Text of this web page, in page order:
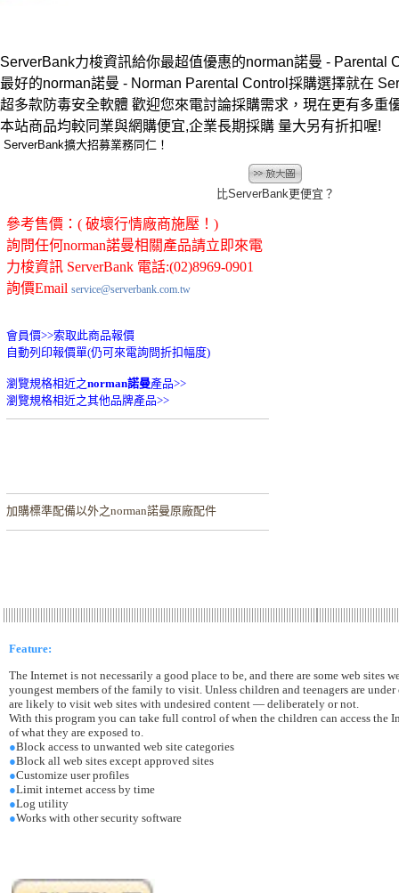
ServerBank力梭資訊給你最超值優惠的norman諾曼 - Parental
最好的norman諾曼 - Norman Parental Control採購選擇就在
超多款防毒安全軟體 歡迎您來電討論採購需求，現在更有多重
本站商品均較同業與網購便宜,企業長期採購 量大另有折扣喔!
ServerBank擴大招募業務同仁！
比ServerBank更便宜？
參考售價：( 破壞行情廠商施壓！)
詢問任何norman諾曼相關產品請立即來電
力梭資訊 ServerBank 電話:(02)8969-0901
詢價Email service@serverbank.com.tw
會員價>>索取此商品報價
自動列印報價單(仍可來電詢問折扣幅度)
瀏覽規格相近之norman諾曼產品>>
瀏覽規格相近之其他品牌產品>>
加購標準配備以外之norman諾曼原廠配件
Feature:
The Internet is not necessarily a good place to be, and there are some web sites
youngest members of the family to visit. Unless children and teenagers are
are likely to visit web sites with undesired content — deliberately or not.
With this program you can take full control of when the children can access the
of what they are exposed to.
●Block access to unwanted web site categories
●Block all web sites except approved sites
●Customize user profiles
●Limit internet access by time
●Log utility
●Works with other security software